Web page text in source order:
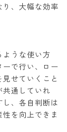
、大幅な効率
うな使い方
で行い、ロー
せていくこと
通していれ
、各自判断は
を向上できま